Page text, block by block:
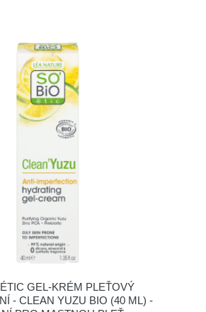
ÉTIC GEL-KRÉM PLEŤOVÝ
- CLEAN YUZU BIO (40 ML) -